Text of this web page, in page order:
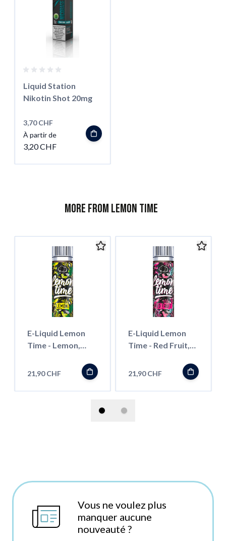
Liquid Station
Nikotin Shot 20mg
3,70 CHF
À partir de
3,20 CHF
More from Lemon Time
E-Liquid Lemon
Time - Lemon,
21,90 CHF
E-Liquid Lemon
Time - Red Fruit,
21,90 CHF
Vous ne voulez plus
manquer aucune
nouveauté ?